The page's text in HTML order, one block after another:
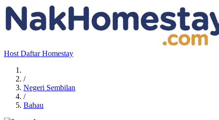
Host Daftar Homestay
/
Negeri Sembilan
/
Bahau